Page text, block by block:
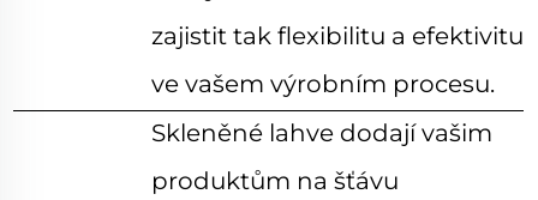
zajistit tak flexibilitu a efektivitu
ve vašem výrobním procesu.
Skleněné lahve dodají vašim
produktům na šťávu